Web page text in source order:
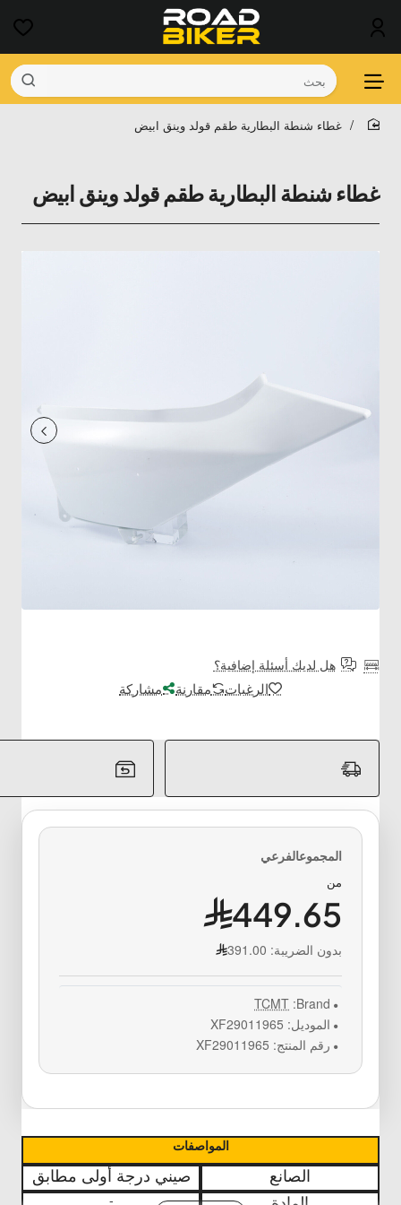
بحث
غطاء شنطة البطارية طقم قولد وينق ابيض
غطاء شنطة البطارية طقم قولد وينق ابيض
هل لديك أسئلة إضافية؟
الرغبات مقارنة مشاركة
من
449.65
بدون الضريبة: 391.00
Brand:
TCMT
الموديل: XF29011965
رقم المنتج: XF29011965
المواصفات
الصانع صيني درجة أولى مطابق
-